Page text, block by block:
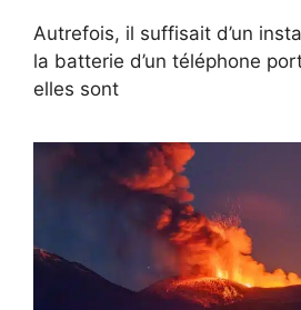
Autrefois, il suffisait d’un
la batterie d’un téléphone
elles sont